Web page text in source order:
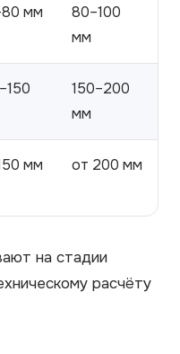
мм
80–100
мм
150–200
мм
мм от 200 мм
на стадии
расчёту